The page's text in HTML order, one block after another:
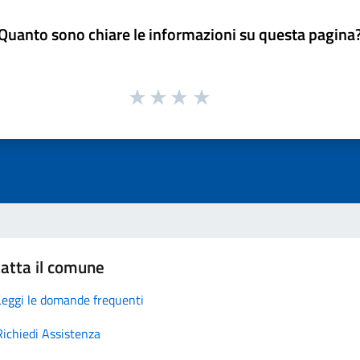
sono chiare le informazioni su questa
il comune
le domande frequenti
Assistenza